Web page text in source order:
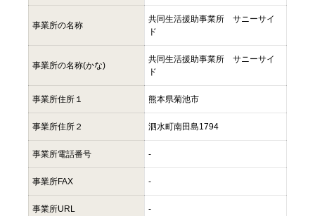
事業所の名称
共同生活援助事業所 サニーサイ
ド
事業所の名称(かな)
共同生活援助事業所 サニーサイ
ド
事業所住所１ 熊本県菊池市
事業所住所２ 泗水町南田島1794
事業所電話番号 -
事業所FAX -
事業所URL -